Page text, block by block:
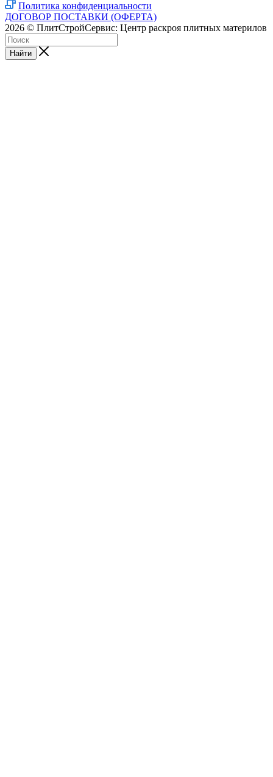
Политика конфиденциальности
ДОГОВОР ПОСТАВКИ (ОФЕРТА)
2026 © ПлитСтройСервис: Центр раскроя плитных материлов
Найти